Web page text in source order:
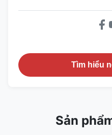
Tìm hiểu
Sản